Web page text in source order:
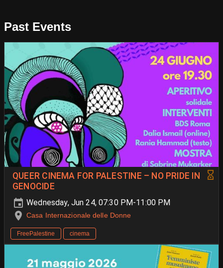
Past Events
QUEER CINEMA FOR PALESTINE – NO PRIDE IN
GENOCIDE
Wednesday, Jun 24, 07:30 PM-11:00 PM
Casa Internazionale delle Donne
FreePalestine cinema